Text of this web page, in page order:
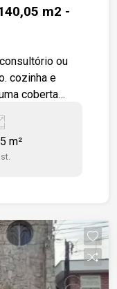
m2 -
ou
coberta
precisa de
m²